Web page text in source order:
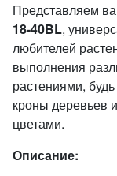
Представляем
18-40BL,
любителей
выполнения
растениями,
кроны деревьев
цветами.
Описание: